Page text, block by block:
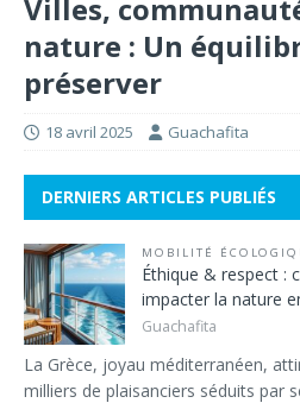
Villes,
nature : Un
préserver
18 avril 2025 Guachafita
DERNIERS ARTICLES PUBLIÉS
MOBILITÉ
Éthique & respect :
impacter la nature
Guachafita
La Grèce, joyau méditerranéen,
milliers de plaisanciers séduits par